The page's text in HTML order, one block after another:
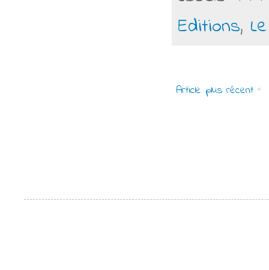
Editions,
Article plus récent